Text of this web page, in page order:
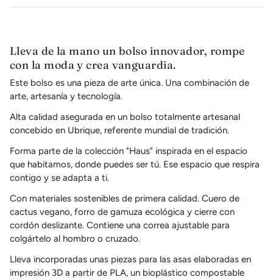
Lleva de la mano un bolso innovador, rompe
con la moda y crea vanguardia.
Este bolso es una pieza de arte única. Una combinación de
arte, artesanía y tecnología.
Alta calidad asegurada en un bolso totalmente artesanal
concebido en Ubrique, referente mundial de tradición.
Forma parte de la colección "Haus" inspirada en el espacio
que habitamos, donde puedes ser tú. Ese espacio que respira
contigo y se adapta a ti.
Con materiales sostenibles de primera calidad. Cuero de
cactus vegano, forro de gamuza ecológica y cierre con
cordón deslizante. Contiene una correa ajustable para
colgártelo al hombro o cruzado.
Lleva incorporadas unas piezas para las asas elaboradas en
impresión 3D a partir de PLA, un bioplástico compostable